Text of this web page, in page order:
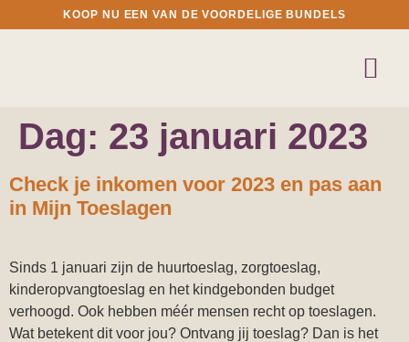
KOOP NU EEN VAN DE VOORDELIGE BUNDELS
Dag: 23 januari 2023
Check je inkomen voor 2023 en pas aan
in Mijn Toeslagen
Sinds 1 januari zijn de huurtoeslag, zorgtoeslag,
kinderopvangtoeslag en het kindgebonden budget
verhoogd. Ook hebben méér mensen recht op toeslagen.
Wat betekent dit voor jou? Ontvang jij toeslag? Dan is het